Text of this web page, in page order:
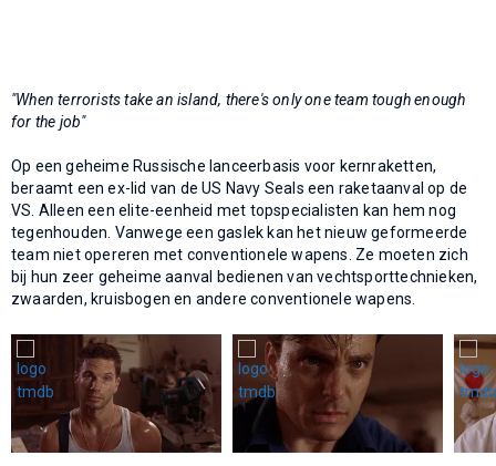
"When terrorists take an island, there's only one team tough enough
for the job"
Op een geheime Russische lanceerbasis voor kernraketten,
beraamt een ex-lid van de US Navy Seals een raketaanval op de
VS. Alleen een elite-eenheid met topspecialisten kan hem nog
tegenhouden. Vanwege een gaslek kan het nieuw geformeerde
team niet opereren met conventionele wapens. Ze moeten zich
bij hun zeer geheime aanval bedienen van vechtsporttechnieken,
zwaarden, kruisbogen en andere conventionele wapens.